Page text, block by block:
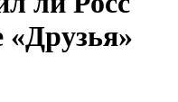
«Друзья»